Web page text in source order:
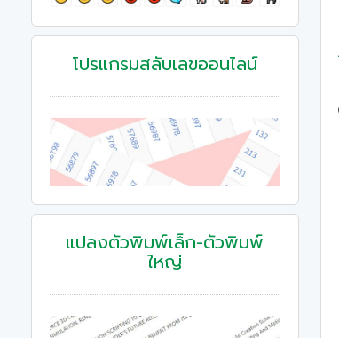
โปรแกรมสลับเลขออนไลน์
แปลงตัวพิมพ์เล็ก-ตัวพิมพ์
ใหญ่